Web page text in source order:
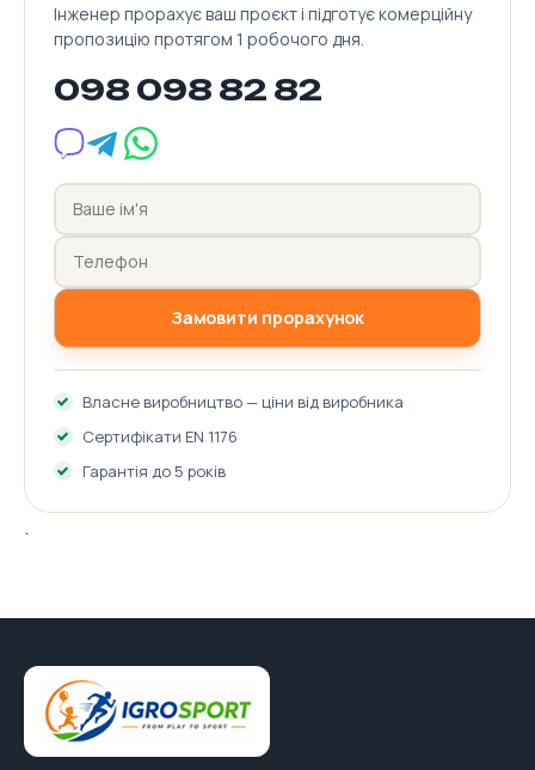
Інженер прорахує ваш проєкт і підготує комерційну
пропозицію протягом 1 робочого дня.
098 098 82 82
Замовити прорахунок
Власне виробництво — ціни від виробника
Сертифікати EN 1176
Гарантія до 5 років
.